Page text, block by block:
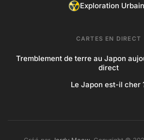
Exploration
CARTES EN DIRECT
Tremblement de terre au Japon
direct
Le Japon est-il cher